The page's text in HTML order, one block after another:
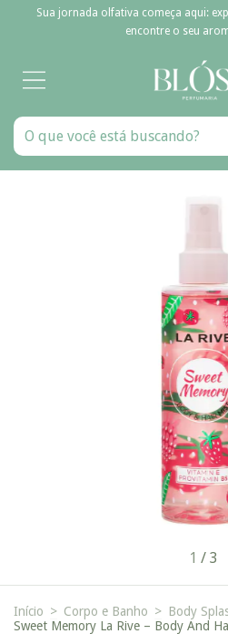
Sua jornada olfativa começa aqui:
encontre o seu
1 / 3
Início > Corpo e Banho > Body
Sweet Memory La Rive – Body And